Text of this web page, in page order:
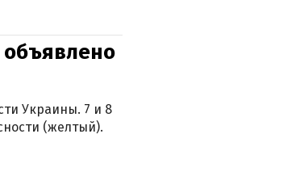
Украины. 7 и 8
(желтый).